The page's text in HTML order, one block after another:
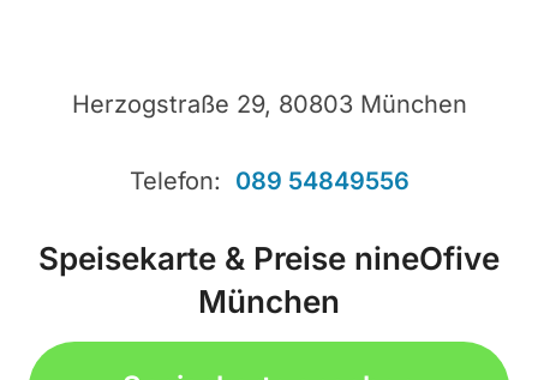
Herzogstraße 29, 80803 München
Telefon: 089 54849556
Speisekarte & Preise nineOfive
München